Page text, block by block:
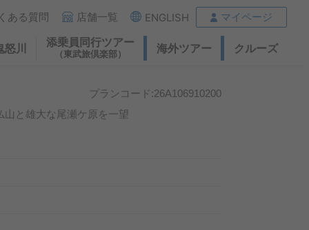
ある質問 店舗一覧 ENGLISH マイページ
川 添乗員同行ツアー
（東武旅倶楽部） 海外ツアー クルーズ
プランコード:26A106910200
と雄大な尾瀬ケ原を一望